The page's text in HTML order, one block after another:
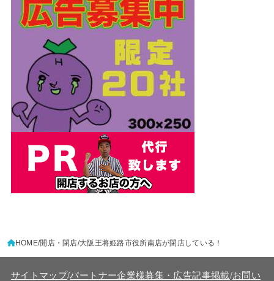
HOME 開店・閉店 大阪王将姫路市役所南店が閉店している！
サイトマップ/パートナー企業様募集・広告記事掲載/お問い